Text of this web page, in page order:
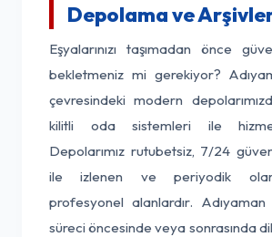
Depolama ve
Eşyalarınızı taşımadan önce
bekletmeniz mi gerekiyor?
çevresindeki modern
kilitli oda sistemleri ile
Depolarımız rutubetsiz, 7/24
ile izlenen ve periyodik
profesyonel alanlardır.
süreci öncesinde veya sonrasında